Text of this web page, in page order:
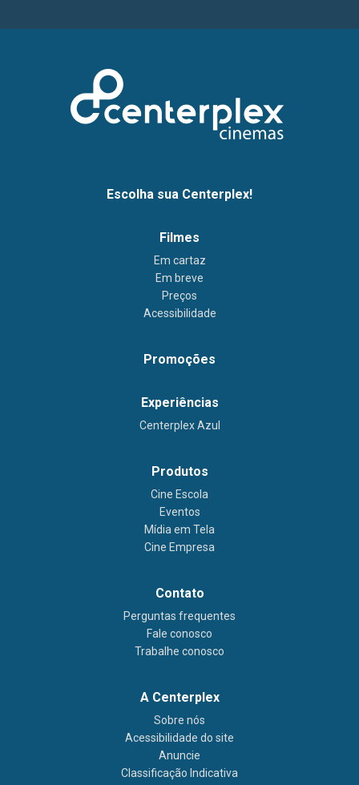
Escolha sua Centerplex!
Filmes
Em cartaz
Em breve
Preços
Acessibilidade
Promoções
Experiências
Centerplex Azul
Produtos
Cine Escola
Eventos
Mídia em Tela
Cine Empresa
Contato
Perguntas frequentes
Fale conosco
Trabalhe conosco
A Centerplex
Sobre nós
Acessibilidade do site
Anuncie
Classificação Indicativa